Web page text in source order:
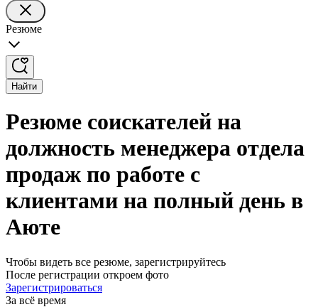
Резюме
Найти
Резюме соискателей на
должность менеджера отдела
продаж по работе с
клиентами на полный день в
Аюте
Чтобы видеть все резюме, зарегистрируйтесь
После регистрации откроем фото
Зарегистрироваться
За всё время